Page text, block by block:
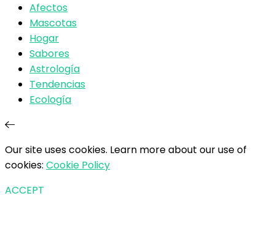
Afectos
Mascotas
Hogar
Sabores
Astrología
Tendencias
Ecología
Our site uses cookies. Learn more about our use of
cookies: Cookie Policy
ACCEPT